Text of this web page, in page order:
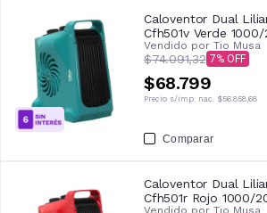
Caloventor Dual
Cfh501v Verde
Vendido por Tio Musa
$74.091,32 7
$68.799
Precio s/imp. nac. $56.858,68
Comparar
Caloventor Dual
Cfh501r Rojo 1000/
Vendido por Tio Musa